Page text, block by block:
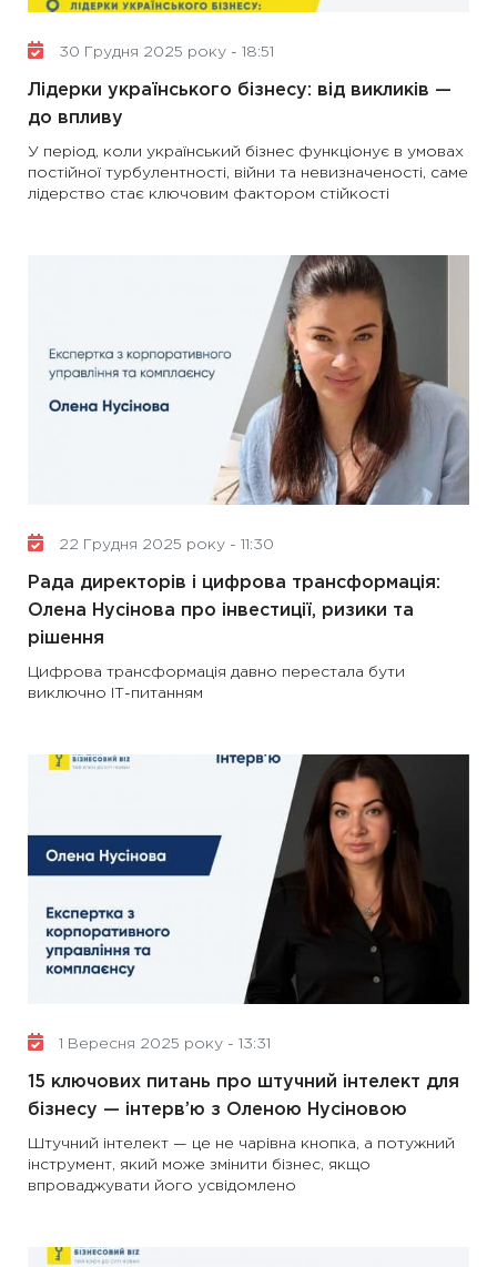
30 Грудня 2025 року - 18:51
Лідерки українського бізнесу: від викликів —
до впливу
У період, коли український бізнес функціонує в умовах
постійної турбулентності, війни та невизначеності, саме
лідерство стає ключовим фактором стійкості
22 Грудня 2025 року - 11:30
Рада директорів і цифрова трансформація:
Олена Нусінова про інвестиції, ризики та
рішення
Цифрова трансформація давно перестала бути
виключно ІТ-питанням
1 Вересня 2025 року - 13:31
15 ключових питань про штучний інтелект для
бізнесу — інтерв’ю з Оленою Нусіновою
Штучний інтелект — це не чарівна кнопка, а потужний
інструмент, який може змінити бізнес, якщо
впроваджувати його усвідомлено